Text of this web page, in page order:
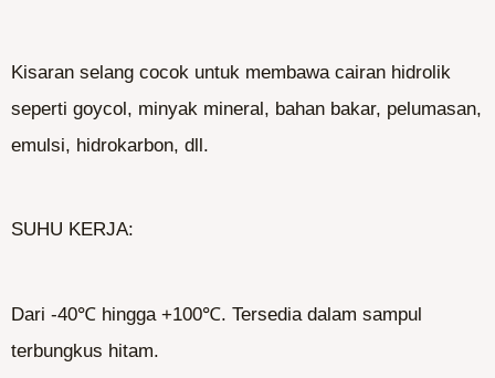
Kisaran selang cocok untuk membawa cairan hidrolik
seperti goycol, minyak mineral, bahan bakar, pelumasan,
emulsi, hidrokarbon, dll.
SUHU KERJA:
Dari -40℃ hingga +100℃. Tersedia dalam sampul
terbungkus hitam.